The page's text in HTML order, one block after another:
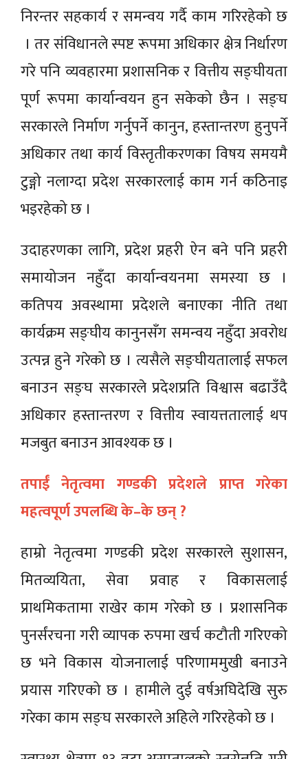
निरन्तर सहकार्य र समन्वय गर्दै काम गरिरहेको छ
। तर संविधानले स्पष्ट रूपमा अधिकार क्षेत्र निर्धारण
गरे पनि व्यवहारमा प्रशासनिक र वित्तीय सङ्घीयता
पूर्ण रूपमा कार्यान्वयन हुन सकेको छैन । सङ्घ
सरकारले निर्माण गर्नुपर्ने कानुन, हस्तान्तरण हुनुपर्ने
अधिकार तथा कार्य विस्तृतीकरणका विषय समयमै
टुङ्गो नलाग्दा प्रदेश सरकारलाई काम गर्न कठिनाइ
भइरहेको छ ।
उदाहरणका लागि, प्रदेश प्रहरी ऐन बने पनि प्रहरी
समायोजन नहुँदा कार्यान्वयनमा समस्या छ ।
कतिपय अवस्थामा प्रदेशले बनाएका नीति तथा
कार्यक्रम सङ्घीय कानुनसँग समन्वय नहुँदा अवरोध
उत्पन्न हुने गरेको छ । त्यसैले सङ्घीयतालाई सफल
बनाउन सङ्घ सरकारले प्रदेशप्रति विश्वास बढाउँदै
अधिकार हस्तान्तरण र वित्तीय स्वायत्ततालाई थप
मजबुत बनाउन आवश्यक छ ।
तपाईं नेतृत्वमा गण्डकी प्रदेशले प्राप्त गरेका
महत्वपूर्ण उपलब्धि के–के छन् ?
हाम्रो नेतृत्वमा गण्डकी प्रदेश सरकारले सुशासन,
मितव्ययिता, सेवा प्रवाह र विकासलाई
प्राथमिकतामा राखेर काम गरेको छ । प्रशासनिक
पुनर्संरचना गरी व्यापक रुपमा खर्च कटौती गरिएको
छ भने विकास योजनालाई परिणाममुखी बनाउने
प्रयास गरिएको छ । हामीले दुई वर्षअघिदेखि सुरु
गरेका काम सङ्घ सरकारले अहिले गरिरहेको छ ।